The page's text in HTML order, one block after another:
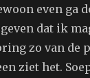
even ga
dat ik
zo van de
ziet het.